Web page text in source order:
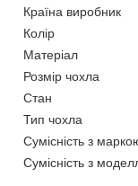
Країна виробник
Колір
Матеріал
Розмір чохла
Стан
Тип чохла
Сумісність з
Сумісність з